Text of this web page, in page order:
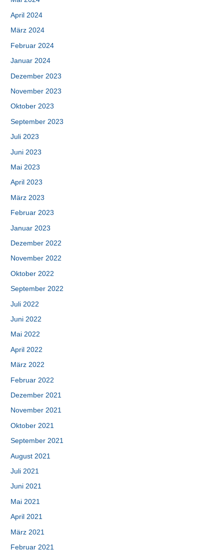
April 2024
März 2024
Februar 2024
Januar 2024
Dezember 2023
November 2023
Oktober 2023
September 2023
Juli 2023
Juni 2023
Mai 2023
April 2023
März 2023
Februar 2023
Januar 2023
Dezember 2022
November 2022
Oktober 2022
September 2022
Juli 2022
Juni 2022
Mai 2022
April 2022
März 2022
Februar 2022
Dezember 2021
November 2021
Oktober 2021
September 2021
August 2021
Juli 2021
Juni 2021
Mai 2021
April 2021
März 2021
Februar 2021